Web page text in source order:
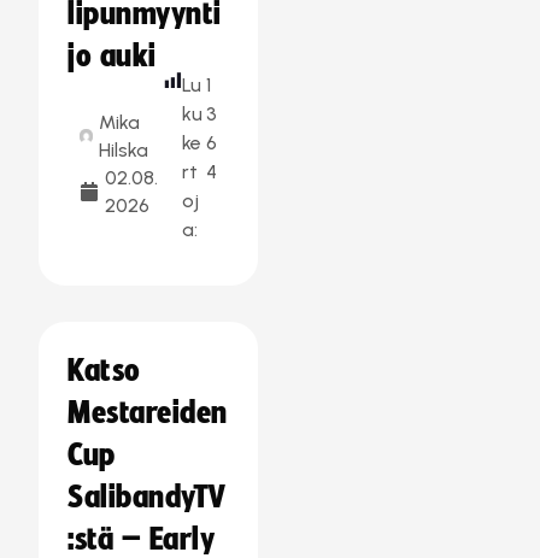
lipunmyynti
jo auki
Mika
Hilska
02.08.
2026
Lu
ku
ke
rt
oj
a:
1
3
6
4
Katso
Mestareiden
Cup
SalibandyTV
:stä – Early